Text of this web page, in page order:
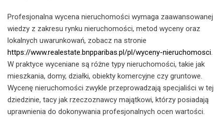
Profesjonalna wycena nieruchomości wymaga zaawansowanej
wiedzy z zakresu rynku nieruchomości, metod wyceny oraz
lokalnych uwarunkowań, zobacz na stronie
https://www.realestate.bnpparibas.pl/pl/wyceny-nieruchomosci.
W praktyce wyceniane są różne typy nieruchomości, takie jak
mieszkania, domy, działki, obiekty komercyjne czy gruntowe.
Wycenę nieruchomości zwykle przeprowadzają specjaliści w tej
dziedzinie, tacy jak rzeczoznawcy majątkowi, którzy posiadają
uprawnienia do dokonywania profesjonalnych ocen wartości.